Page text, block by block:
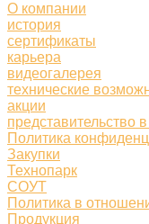
О компании
история
сертификаты
карьера
видеогалерея
технические
акции
представительство
Политика
Закупки
Технопарк
СОУТ
Политика в
Продукция